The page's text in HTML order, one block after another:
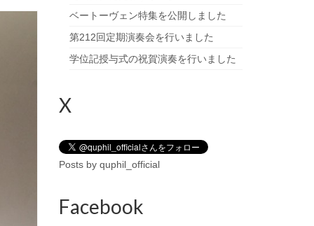
ベートーヴェン特集を公開しました
第212回定期演奏会を行いました
学位記授与式の祝賀演奏を行いました
X
Posts by quphil_official
Facebook